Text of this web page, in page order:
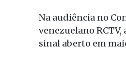
Na audiência no
venezuelano
sinal aberto em